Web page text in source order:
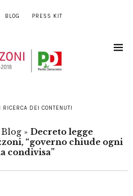
BLOG PRESS KIT
RICERCA DEI CONTENUTI
Blog » Decreto legge
“governo chiude ogni
condivisa”